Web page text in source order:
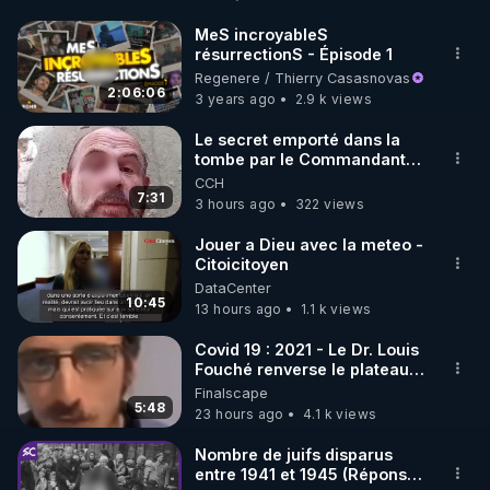
🌱 INSTAGRAM
https://www.instagram.com/rdlr_thierrycasasnovas/
http://rgnr.li/instagram
🌱 LA NEWSLETTER
Pour ne pas rater l’actualité RGNR (stages,
http://rgnr.li/news
🌱 VIDÉOS NON CENSURÉES SUR ODYSEE
Toutes les vidéos Youtube sont aussi sur la
http://rgnr.li/odysee
🌱 LES STAGES EN PRÉSENTIEL
2:06:06
MeS incroyableS
résurrectionS - Épisode 1
Regenere / Thierry Casasnovas
3 years ago
2.9 k views
7:31
Le secret emporté dans la
tombe par le Commandant
Cousteau le 25 juin 1997
CCH
3 hours ago
322 views
10:45
Jouer a Dieu avec la meteo -
Citoicitoyen
DataCenter
13 hours ago
1.1 k views
5:48
Covid 19 : 2021 - Le Dr. Louis
Fouché renverse le plateau
de CNews !
Finalscape
23 hours ago
4.1 k views
Nombre de juifs disparus
entre 1941 et 1945 (Réponse